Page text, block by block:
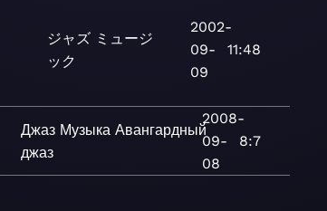
ジャズ ミュージ
ック
2002-
09-
09
11:48
Джаз Музыка Авангардный
джаз
2008-
09-
08
8:7